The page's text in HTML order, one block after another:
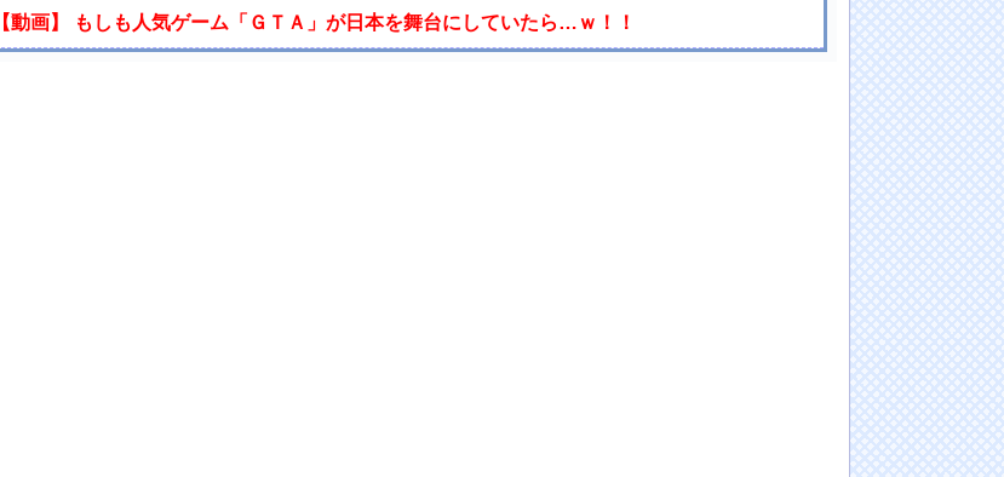
【動画】 もしも人気ゲーム「ＧＴＡ」が日本を舞台にしていたら…ｗ！！